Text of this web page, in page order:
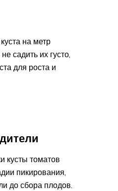
на метр
садить их густо,
для роста и
кусты томатов
пикирования,
до сбора плодов.